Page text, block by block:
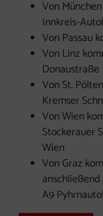
Von
Innkreis-
Von Passau
Von Linz
Donaustraße
Von St.
Kremser
Von Wien
Stockerauer
Wien
Von Graz
A9